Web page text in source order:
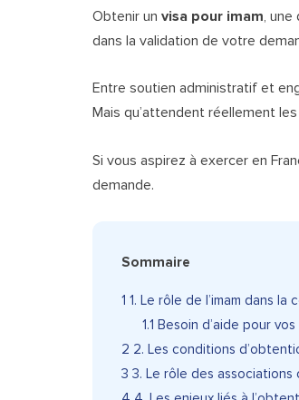
Obtenir un visa pour imam,
dans la validation de votre
Entre soutien administratif et
Mais qu’attendent réellement
Si vous aspirez à exercer en
demande.
Sommaire
1 1. Le rôle de l’imam dans la
1.1 Besoin d’aide pour
2 2. Les conditions
3 3. Le rôle des